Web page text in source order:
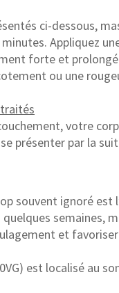
ci-dessous,
Appliquez
forte et
ou une
votre
présenter par la
souvent ignoré est
semaines,
et
est localisé au